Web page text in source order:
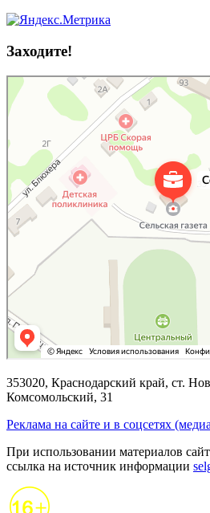
Заходите!
353020, Краснодарский край, ст.
Комсомольский, 31
Реклама на сайте и в соцсетях
При использовании материалов
ссылка на источник информации